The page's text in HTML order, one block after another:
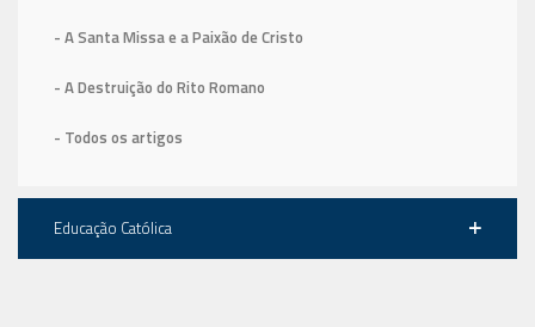
- A Santa Missa e a Paixão de Cristo
- A Destruição do Rito Romano
- Todos os artigos
Educação Católica